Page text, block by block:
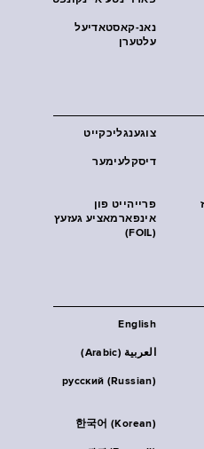
נאנ-קאסטאדיעל
עלטערן
צוגענגליכקייט
דיסקלעימער
פרייהייט פון
אינפארמאציע געזעץ
(FOIL)
English
العربية (Arabic)
русский (Russian)
한국어 (Korean)